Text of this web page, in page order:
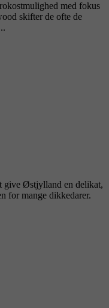
med fokus
skifter de ofte de
give Østjylland en delikat,
for mange dikkedarer.